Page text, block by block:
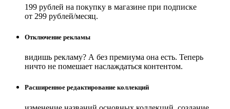
199 рублей на покупку в магазине при подписке
от 299 рублей/месяц.
Отключение рекламы
видишь рекламу? А без премиума она есть. Теперь
ничто не помешает наслаждаться контентом.
Расширенное редактирование коллекций